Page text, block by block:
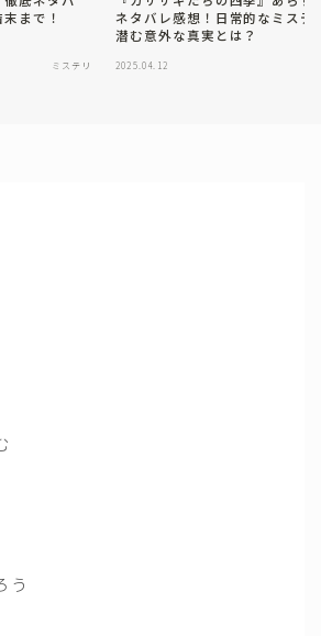
まで！
ミステリ
ネタバレ感想！日常的なミステ
潜む意外な真実とは？
2025.04.12
う